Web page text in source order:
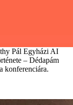
Pál Egyházi AI
– Dédapám
konferenciára.